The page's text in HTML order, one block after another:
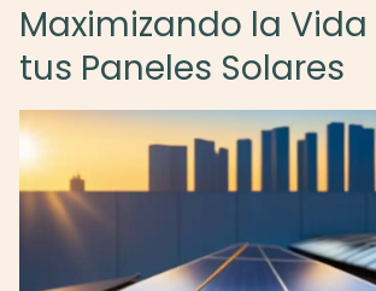
Maximizando la Vida
tus Paneles Solares